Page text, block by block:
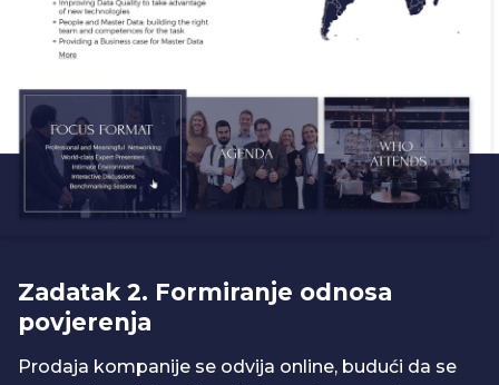
Zadatak 2. Formiranje odnosa
povjerenja
Prodaja kompanije se odvija online, budući da se